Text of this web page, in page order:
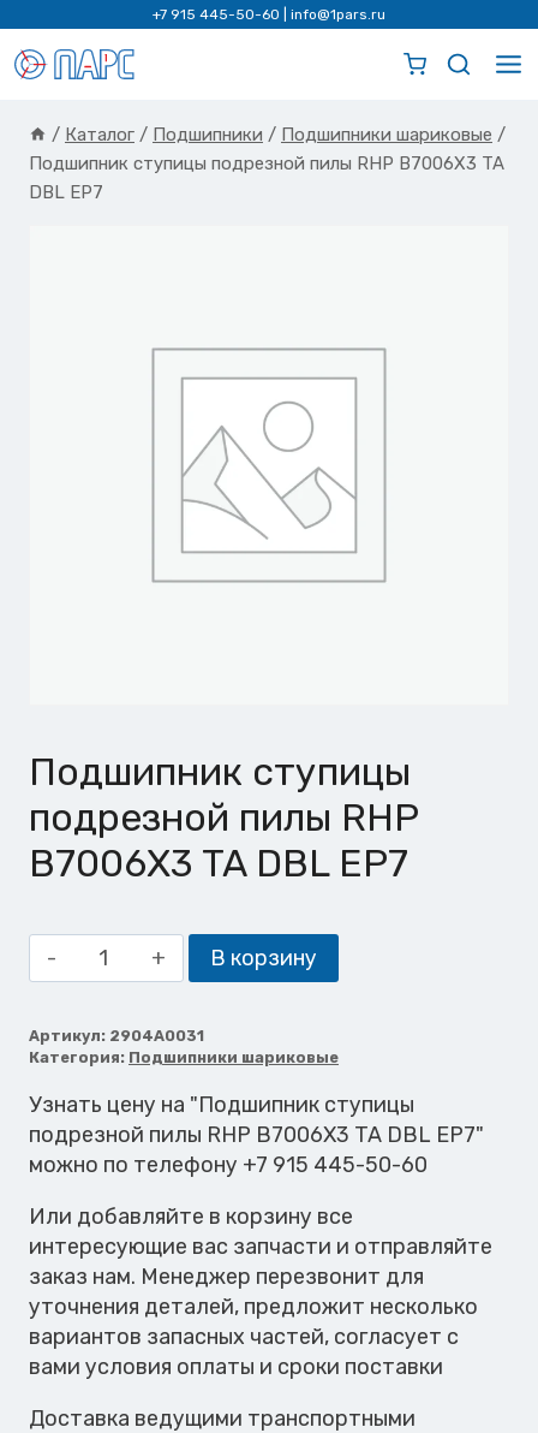
содержимому
+7 915 445-50-60 info@1pars.ru
/ Каталог / Подшипники / Подшипники шариковые /
Подшипник ступицы подрезной пилы RHP B7006X3 TA
DBL EP7
Подшипник ступицы
подрезной пилы RHP
B7006X3 TA DBL EP7
Количество
товара
ступицы
подрезной
пилы
RHP
B7006X3
DBL
EP7
В корзину
Артикул: 2904A0031
Категория: Подшипники шариковые
Узнать цену на "Подшипник ступицы
подрезной пилы RHP B7006X3 TA DBL EP7"
можно по телефону +7 915 445-50-60
Или добавляйте в корзину все
интересующие вас запчасти и отправляйте
заказ нам. Менеджер перезвонит для
уточнения деталей, предложит несколько
вариантов запасных частей, согласует с
вами условия оплаты и сроки поставки
Доставка ведущими транспортными